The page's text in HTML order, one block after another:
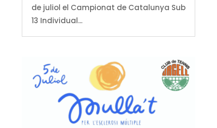
de juliol el Campionat de Catalunya Sub
13 Individual...